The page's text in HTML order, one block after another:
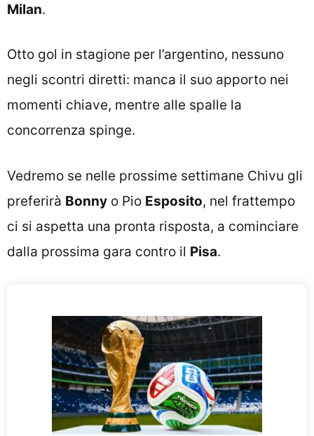
Milan.
Otto gol in stagione per l’argentino, nessuno
negli scontri diretti: manca il suo apporto nei
momenti chiave, mentre alle spalle la
concorrenza spinge.
Vedremo se nelle prossime settimane Chivu gli
preferirà Bonny o Pio Esposito, nel frattempo
ci si aspetta una pronta risposta, a cominciare
dalla prossima gara contro il Pisa.